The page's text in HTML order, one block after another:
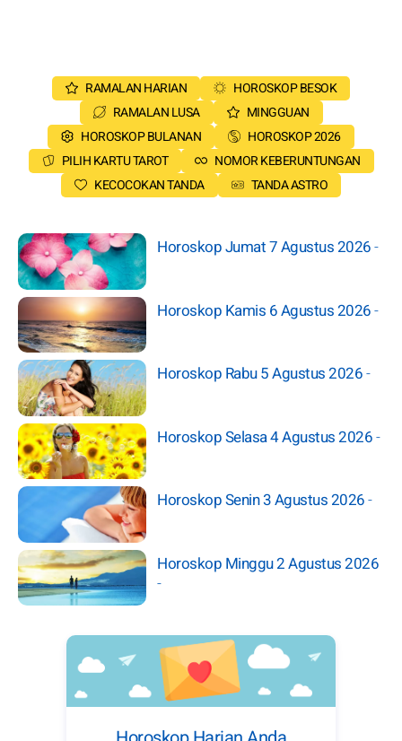
RAMALAN HARIAN
HOROSKOP BESOK
RAMALAN LUSA
MINGGUAN
HOROSKOP BULANAN
HOROSKOP 2026
PILIH KARTU TAROT
NOMOR KEBERUNTUNGAN
KECOCOKAN TANDA
TANDA ASTRO
Horoskop Jumat 7 Agustus 2026-
Horoskop Kamis 6 Agustus 2026-
Horoskop Rabu 5 Agustus 2026-
Horoskop Selasa 4 Agustus 2026-
Horoskop Senin 3 Agustus 2026-
Horoskop Minggu 2 Agustus 2026
-